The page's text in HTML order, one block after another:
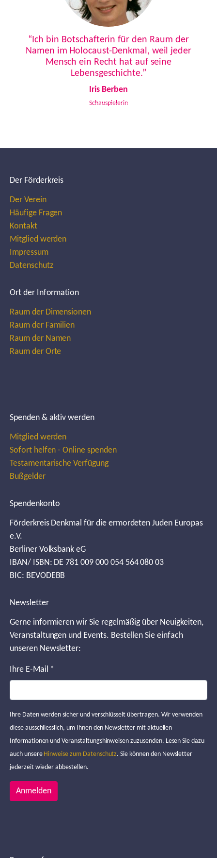
“Ich bin Botschafterin für den Raum der
Namen im Holocaust-Denkmal, weil jeder
Mensch ein Recht hat auf seine
Lebensgeschichte.”
Iris Berben
Schauspielerin
Der Förderkreis
Der Verein
Häufige Fragen
Kontakt
Mitglied werden
Impressum
Datenschutz
Ort der Information
Raum der Dimensionen
Raum der Familien
Raum der Namen
Raum der Orte
Spenden & aktiv werden
Mitglied werden
Sofort helfen - Online spenden
Testamentarische Verfügung
Bußgelder
Spendenkonto
Förderkreis Denkmal für die ermordeten Juden Europas
e.V.
Berliner Volksbank eG
IBAN/ ISBN: DE 781 009 000 054 564 080 03
BIC: BEVODEBB
Newsletter
Gerne informieren wir Sie regelmäßig über Neuigkeiten,
Veranstaltungen und Events. Bestellen Sie einfach
unseren Newsletter:
Ihre E-Mail *
Ihre Daten werden sicher und verschlüsselt übertragen. Wir verwenden
diese ausschliesslich, um Ihnen den Newsletter mit aktuellen
Informationen und Veranstaltungshinweisen zuzusenden. Lesen Sie dazu
auch unsere Hinweise zum Datenschutz. Sie können den Newsletter
jederzeit wieder abbestellen.
Anmelden